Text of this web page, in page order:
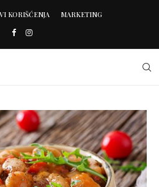
KORIŠĆENJA MARKETING